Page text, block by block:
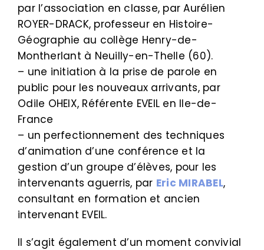
par l’association en classe, par Aurélien
ROYER-DRACK, professeur en Histoire-
Géographie au collège Henry-de-
Montherlant à Neuilly-en-Thelle (60).
– une initiation à la prise de parole en
public pour les nouveaux arrivants, par
Odile OHEIX, Référente EVEIL en Ile-de-
France
– un perfectionnement des techniques
d’animation d’une conférence et la
gestion d’un groupe d’élèves, pour les
intervenants aguerris, par Eric MIRABEL,
consultant en formation et ancien
intervenant EVEIL.
Il s’agit également d’un moment convivial